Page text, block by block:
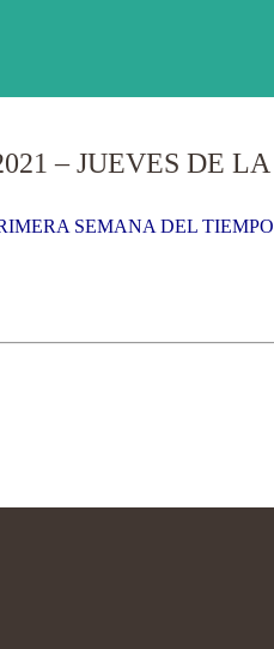
– JUEVES DE LA
SEMANA DEL TIEMPO